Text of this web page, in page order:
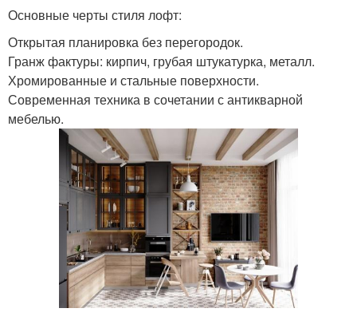
Основные черты стиля лофт:
Открытая планировка без перегородок.
Гранж фактуры: кирпич, грубая штукатурка, металл.
Хромированные и стальные поверхности.
Современная техника в сочетании с антикварной
мебелью.